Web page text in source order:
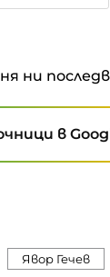
ни
в
Явор Гечев